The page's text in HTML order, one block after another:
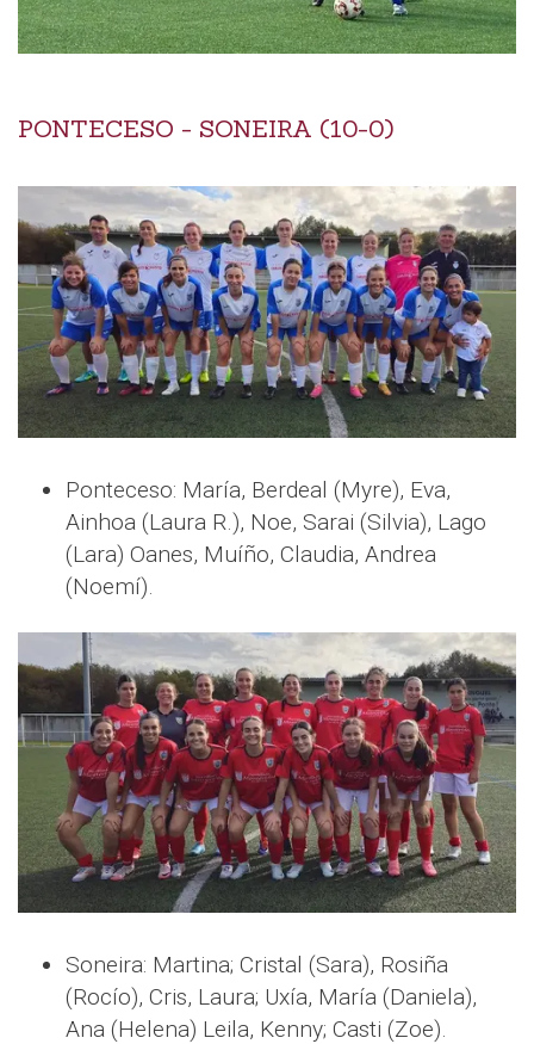
PONTECESO - SONEIRA (10-0)
Ponteceso: María, Berdeal (Myre), Eva,
Ainhoa (Laura R.), Noe, Sarai (Silvia), Lago
(Lara) Oanes, Muíño, Claudia, Andrea
(Noemí).
Soneira: Martina; Cristal (Sara), Rosiña
(Rocío), Cris, Laura; Uxía, María (Daniela),
Ana (Helena) Leila, Kenny; Casti (Zoe).